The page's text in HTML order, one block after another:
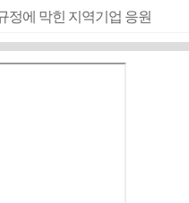
정에 막힌 지역기업 응원